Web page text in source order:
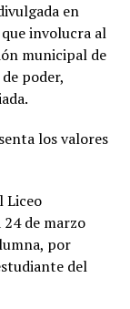
en
involucra al
municipal de
poder,
los valores
Liceo
de marzo
por
del